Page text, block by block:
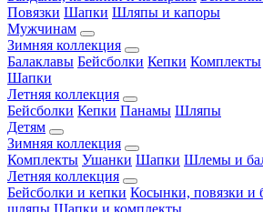
Повязки Шапки Шляпы и капоры
Мужчинам
Зимняя коллекция
Балаклавы Бейсболки Кепки Комплекты
Шапки
Летняя коллекция
Бейсболки Кепки Панамы Шляпы
Детям
Зимняя коллекция
Комплекты Ушанки Шапки Шлемы и
Летняя коллекция
Бейсболки и кепки Косынки, повязки и
шляпы Шапки и комплекты